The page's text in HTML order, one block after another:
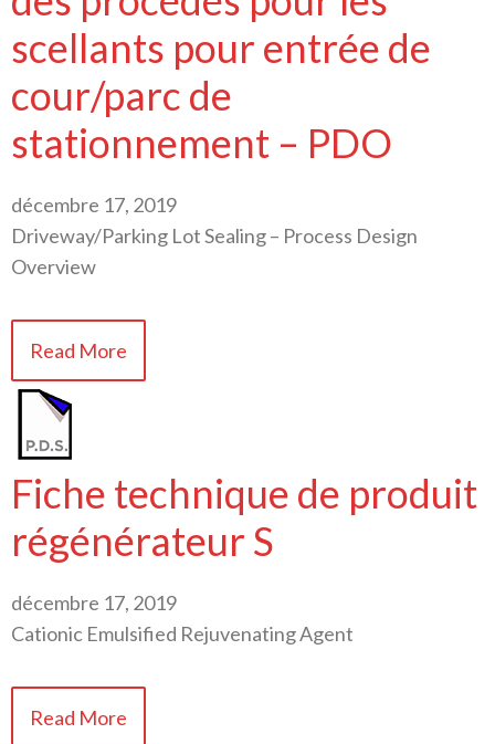
scellants pour entrée de
cour/parc de
stationnement – PDO
décembre 17, 2019
Driveway/Parking Lot Sealing – Process Design
Overview
Read More
Fiche technique de produit
régénérateur S
décembre 17, 2019
Cationic Emulsified Rejuvenating Agent
Read More